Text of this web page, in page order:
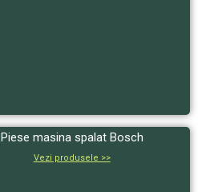
Piese masina spalat Bosch
Vezi produsele >>